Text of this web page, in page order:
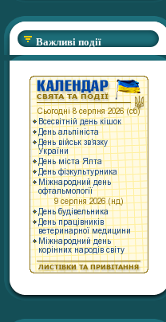
Важливі події